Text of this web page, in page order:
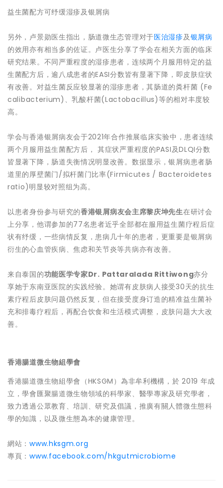
益生菌配方可纾缓湿疹及银屑病
另外，卢景勋医生指出，肠道微生态管理对于医治湿疹及银屑病
的效用亦有相当多的佐证。卢医生分享了学会在相关方面的临床
研究结果。不同严重程度的湿疹患者，连续两个月服用特定的益
生菌配方后，逾八成患者的EASI分数皆有显著下降，即皮肤症状
有改善。对益生菌反应较显著的湿疹患者，其肠道的粪杆菌 (Fe
calibacterium)、乳酸杆菌(Lactobacillus)等的相对丰度较
高。
学会与香港银屑病友会于2021年合作推展临床实验中，患者连续
两个月服用益生菌配方后， 其症状严重程度的PASI及DLQI分数
皆显著下降，肠道失衡情况明显改善。数据显示，银屑病患者肠
道里的厚壁菌门/拟杆菌门比率(Firmicutes / Bacteroidetes
ratio)明显较对照组为高。
以患者身份参与研究的香港银屑病友会主席黎庆坤先生在研讨会
上分享，他谓参加的77名患者近乎全部都在服用益生菌疗程后症
状有纾缓，一些病情反复，患病几十年的患者，更重要是银屑病
衍生的心血管疾病、焦虑和关节炎等共病亦有改善。
来自泰国的功能医学专家Dr. Pattaralada Rittiwong亦分
享她于东南亚医院的实践经验。她谓有皮肤病人接受30天的抗生
素疗程后皮肤问题仍然反复，但在接受度身订造的精准益生菌补
充和排毒疗程后，再配合饮食和生活模式调整，皮肤问题大大改
善。
香港腸道微生物組學會
香港腸道微生物組學會（HKSGM）為非牟利機構，於 2019 年成
立，學會匯聚腸道微生物領域的科學家、醫學專家及研究學者，
致力透過公眾教育、培訓、研究及倡議，推廣有關人體微生態科
學的知識，以及微生態為本的健康管理。
網站：www.hksgm.org
專頁：www.facebook.com/hkgutmicrobiome